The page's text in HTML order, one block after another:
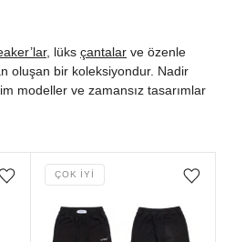
, lüks çantalar ve özenle
oluşan bir koleksiyondur. Nadir
modeller ve zamansız tasarımlar
fotoğraflar üzerinden orijinallik ve
bekleyen parçalar varsa
satışa
sen de katkı ver.
Favorilere ekle/çıkar Favorilere ekle/çıkar
ÇOK İYI